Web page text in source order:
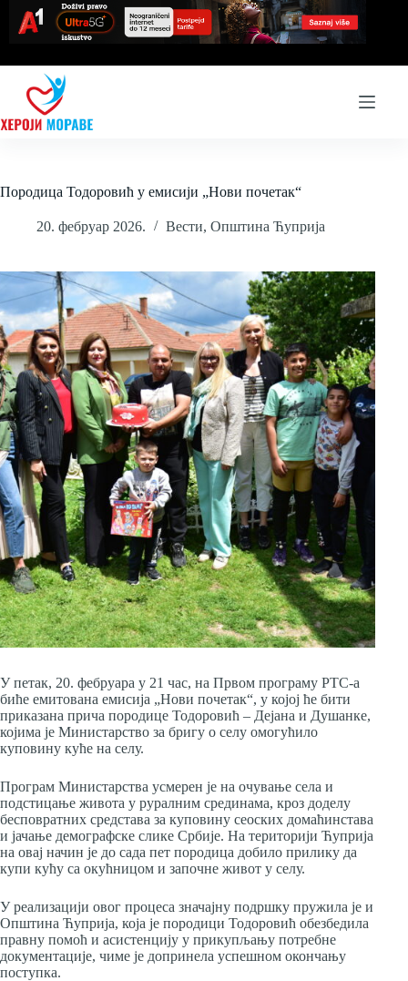
content
Породица Тодоровић у емисији „Нови почетак“
20. фебруар 2026. Вести, Општина Ћуприја
У петак, 20. фебруара у 21 час, на Првом програму РТС-а
биће емитована емисија „Нови почетак“, у којој ће бити
приказана прича породице Тодоровић – Дејана и Душанке,
којима је Министарство за бригу о селу омогућило
куповину куће на селу.
Програм Министарства усмерен је на очување села и
подстицање живота у руралним срединама, кроз доделу
бесповратних средстава за куповину сеоских домаћинстава
и јачање демографске слике Србије. На територији Ћуприја
на овај начин је до сада пет породица добило прилику да
купи кућу са окућницом и започне живот у селу.
У реализацији овог процеса значајну подршку пружила је и
Општина Ћуприја, која је породици Тодоровић обезбедила
правну помоћ и асистенцију у прикупљању потребне
документације, чиме је допринела успешном окончању
поступка.